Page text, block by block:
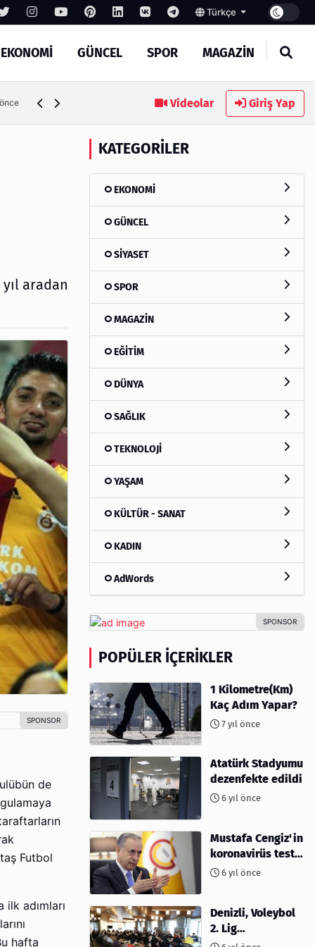
Türkçe
EKONOMİ GÜNCEL SPOR MAGAZİN
Videolar Giriş Yap
aradan
de
Futbol
adımları
hafta
KATEGORILER
EKONOMİ
GÜNCEL
SİYASET
SPOR
MAGAZİN
EĞİTİM
DÜNYA
SAĞLIK
TEKNOLOJİ
YAŞAM
KÜLTÜR - SANAT
KADIN
AdWords
POPÜLER İÇERIKLER
1 Kilometre(Km)
Kaç Adım Yapar?
7 yıl önce
Atatürk Stadyumu
dezenfekte edildi
6 yıl önce
Mustafa Cengiz'in
koronavirüs test
sonucu açıklandı
6 yıl önce
Denizli, Voleybol
2. Lig
müsabakalarına